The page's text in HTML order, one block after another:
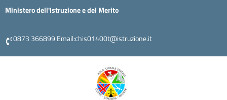
Ministero dell'Istruzione e del Merito
0873 366899 Email:chis01400t@istruzione.it